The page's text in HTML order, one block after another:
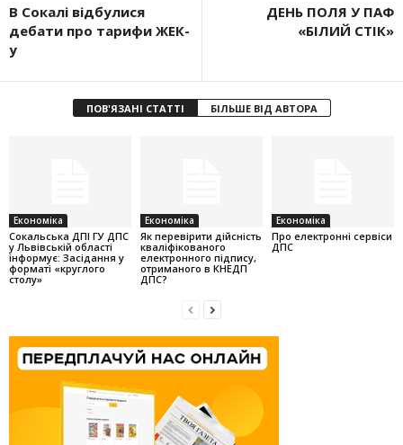
В Сокалі відбулися
дебати про тарифи ЖЕК-
у
ДЕНЬ ПОЛЯ У ПАФ
«БІЛИЙ СТІК»
ПОВ'ЯЗАНІ СТАТТІ БІЛЬШЕ ВІД АВТОРА
Економіка
Cокальська ДПІ ГУ ДПС
у Львівській області
інформує: Засідання у
форматі «круглого
столу»
Економіка
Як перевірити дійсність
кваліфікованого
електронного підпису,
отриманого в КНЕДП
ДПС?
Економіка
Про електронні сервіси
ДПС